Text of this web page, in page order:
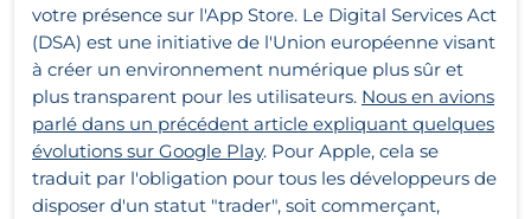
votre présence sur l'App Store. Le Digital Services Act
(DSA) est une initiative de l'Union européenne visant
à créer un environnement numérique plus sûr et
plus transparent pour les utilisateurs. Nous en avions
parlé dans un précédent article expliquant quelques
évolutions sur Google Play. Pour Apple, cela se
traduit par l'obligation pour tous les développeurs de
disposer d'un statut "trader", soit commerçant,